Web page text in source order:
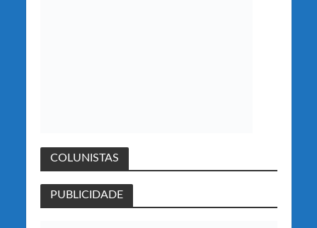
COLUNISTAS
PUBLICIDADE